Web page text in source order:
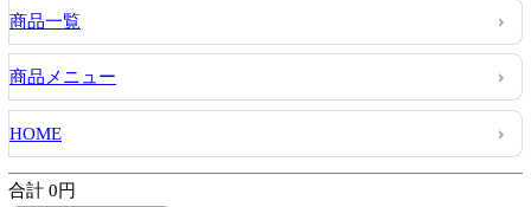
商品一覧
商品メニュー
HOME
合計 0円